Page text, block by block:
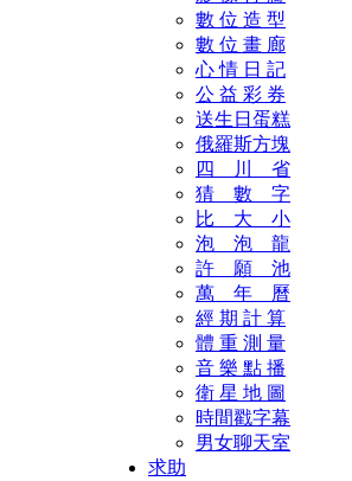
數 位 造 型
數 位 畫 廊
心 情 日 記
公 益 彩 券
送生日蛋糕
俄羅斯方塊
四 川 省
猜 數 字
比 大 小
泡 泡 龍
許 願 池
萬 年 曆
經 期 計 算
體 重 測 量
音 樂 點 播
衛 星 地 圖
時間戳字幕
男女聊天室
求助